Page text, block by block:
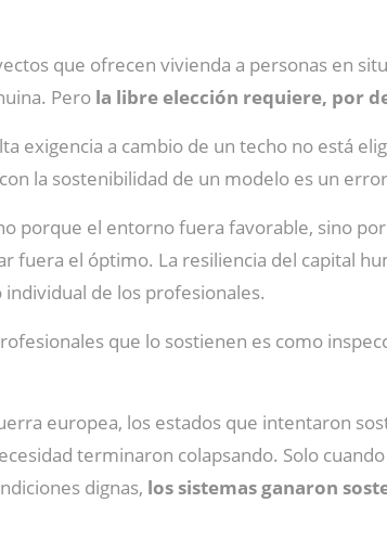
que ofrecen vivienda a personas en
Pero la libre elección requiere, por
exigencia a cambio de un techo no está
la sostenibilidad de un modelo es un
porque el entorno fuera favorable, sino
fuera el óptimo. La resiliencia del capital
de los profesionales.
que lo sostienen es como
europea, los estados que intentaron
terminaron colapsando. Solo
dignas, los sistemas ganaron